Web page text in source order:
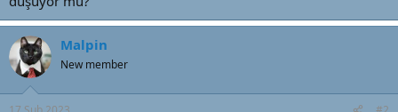
t
a
n
r
i
h
Malpin
New member